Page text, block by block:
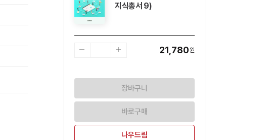
지식총서 9)
21,780원
장바구니
바로구매
나우드림